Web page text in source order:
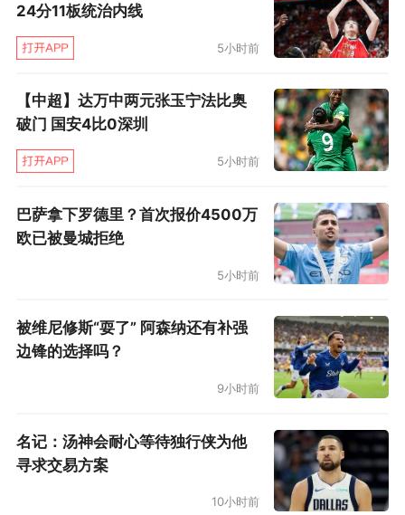
24分11板统治内线
5小时前
【中超】达万中两元张玉宁法比奥
破门 国安4比0深圳
5小时前
巴萨拿下罗德里？首次报价4500万
欧已被曼城拒绝
5小时前
被维尼修斯“耍了” 阿森纳还有补强
边锋的选择吗？
9小时前
名记：汤神会耐心等待独行侠为他
寻求交易方案
10小时前